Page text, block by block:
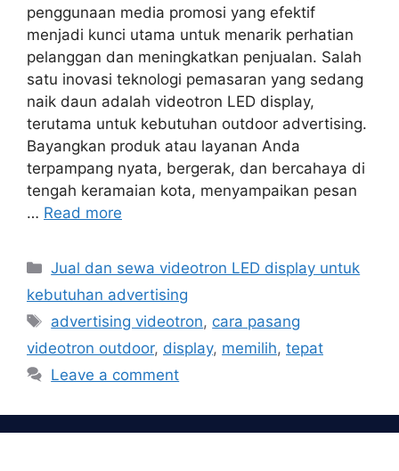
penggunaan media promosi yang efektif
menjadi kunci utama untuk menarik perhatian
pelanggan dan meningkatkan penjualan. Salah
satu inovasi teknologi pemasaran yang sedang
naik daun adalah videotron LED display,
terutama untuk kebutuhan outdoor advertising.
Bayangkan produk atau layanan Anda
terpampang nyata, bergerak, dan bercahaya di
tengah keramaian kota, menyampaikan pesan
… Read more
Categories
Jual dan sewa videotron LED display untuk
kebutuhan advertising
Tags
advertising videotron, cara pasang
videotron outdoor, display, memilih, tepat
Leave a comment